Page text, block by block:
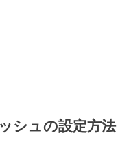
シュの設定方法